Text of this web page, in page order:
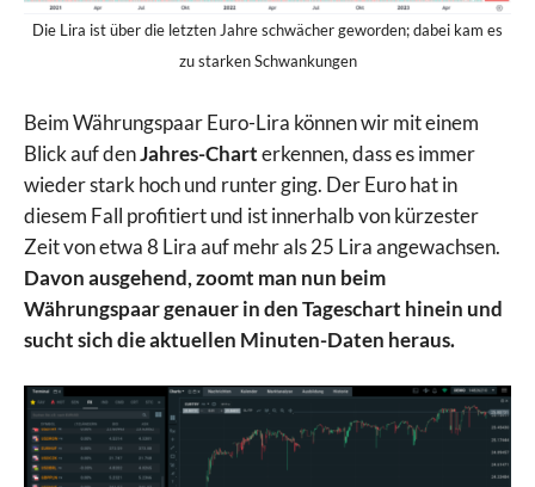
Die Lira ist über die letzten Jahre schwächer geworden; dabei kam es
zu starken Schwankungen
Beim Währungspaar Euro-Lira können wir mit einem
Blick auf denJahres-Charterkennen, dass es immer
wieder stark hoch und runter ging. Der Euro hat in
diesem Fall profitiert und ist innerhalb von kürzester
Zeit von etwa 8 Lira auf mehr als 25 Lira angewachsen.
Davon ausgehend, zoomt man nun beim
Währungspaar genauer in den Tageschart hinein und
sucht sich die aktuellen Minuten-Daten heraus.